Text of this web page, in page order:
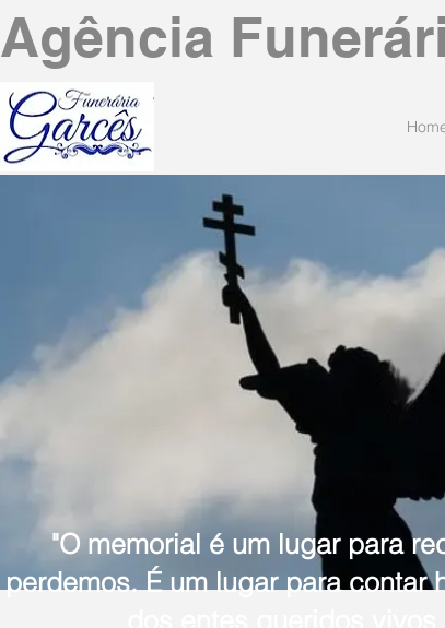
Agência
"O memorial é um lugar para
perdemos. É um lugar para contar